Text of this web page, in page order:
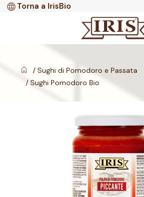
Torna a IrisBio
Sughi di Pomodoro e Passata
Sughi Pomodoro Bio